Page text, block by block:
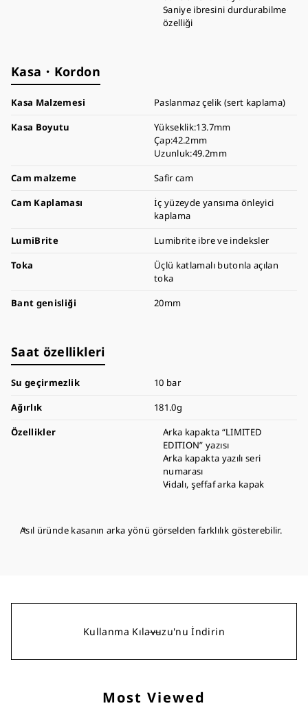
Saniye ibresini durdurabilme
özelliği
Kasa・Kordon
Kasa Malzemesi
Paslanmaz çelik (sert kaplama)
Kasa Boyutu
Yükseklik:13.7mm
Çap:42.2mm
Uzunluk:49.2mm
Cam malzeme
Safir cam
Cam Kaplaması
İç yüzeyde yansıma önleyici
kaplama
LumiBrite
Lumibrite ibre ve indeksler
Toka
Üçlü katlamalı butonla açılan
toka
Bant genisliği
20mm
Saat özellikleri
Su geçirmezlik
10 bar
Ağırlık
181.0g
Özellikler
Arka kapakta “LIMITED
EDITION” yazısı
Arka kapakta yazılı seri
numarası
Vidalı, şeffaf arka kapak
Asıl üründe kasanın arka yönü görselden farklılık gösterebilir.
Kullanma Kılavuzu'nu İndirin
Most Viewed